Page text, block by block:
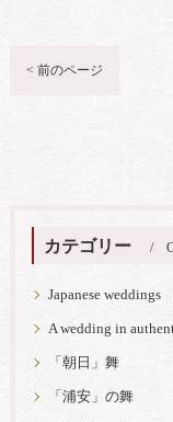
< 前のページ
カテゴリー
Japanese
A wedding in
「朝日」舞
「浦安」の舞